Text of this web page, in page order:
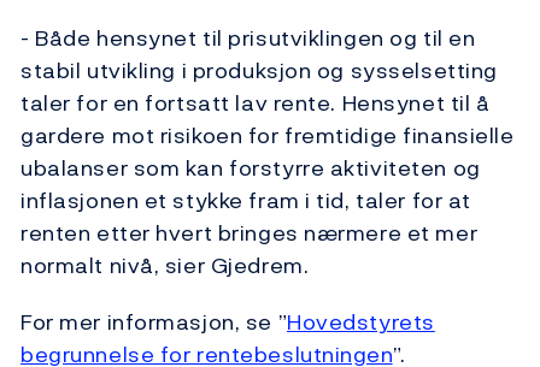
- Både hensynet til prisutviklingen og til en
stabil utvikling i produksjon og sysselsetting
taler for en fortsatt lav rente. Hensynet til å
gardere mot risikoen for fremtidige finansielle
ubalanser som kan forstyrre aktiviteten og
inflasjonen et stykke fram i tid, taler for at
renten etter hvert bringes nærmere et mer
normalt nivå, sier Gjedrem.
For mer informasjon, se ”Hovedstyrets
begrunnelse for rentebeslutningen”.